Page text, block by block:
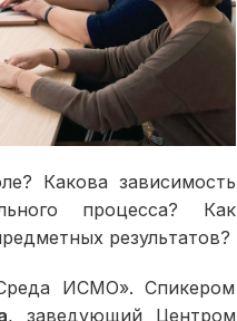
Какова зависимость
процесса? Как
результатов?
ИСМО». Спикером
, заведующий Центром